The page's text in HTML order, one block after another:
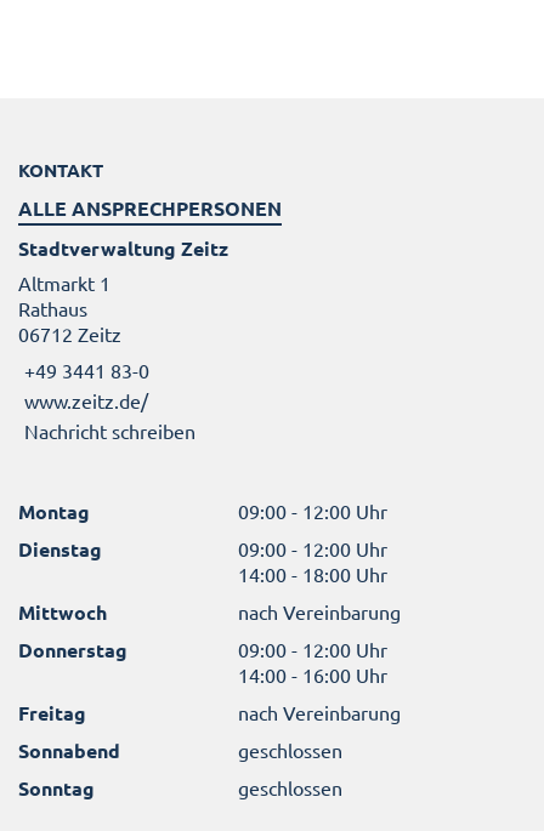
KONTAKT
ALLE ANSPRECHPERSONEN
Stadtverwaltung Zeitz
Altmarkt 1
Rathaus
06712 Zeitz
+49 3441 83-0
www.zeitz.de/
Nachricht schreiben
Montag 09:00 - 12:00 Uhr
Dienstag
09:00 - 12:00 Uhr
14:00 - 18:00 Uhr
Mittwoch nach Vereinbarung
Donnerstag
09:00 - 12:00 Uhr
14:00 - 16:00 Uhr
Freitag nach Vereinbarung
Sonnabend geschlossen
Sonntag geschlossen